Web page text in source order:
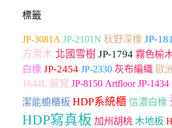
標籤
JP-3081A JP-2101N 秋野深橡 JP-
方栗木 北國雪樹 JP-1794 霧色榆
白橡 JP-2454 JP-2330 灰布編織 歐
1644L 展覽 JP-8150 Artfloor JP-1434
潔能櫥櫃板 HDP系統櫃 信濃白橡
HDP寫真板 加州胡桃 木地板